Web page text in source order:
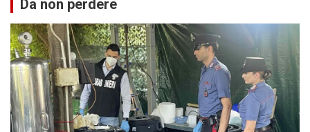
Da non perdere